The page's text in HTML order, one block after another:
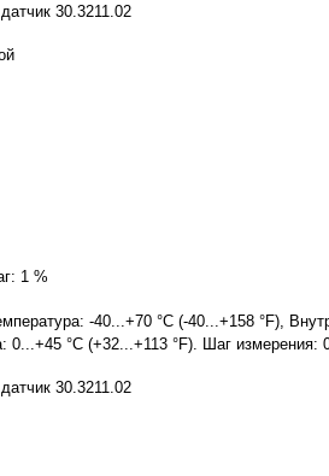
30.3211.02
1 %
-40...+70 °C (-40...+158 °F),
0...+45 °C (+32...+113 °F). Шаг измерения:
30.3211.02